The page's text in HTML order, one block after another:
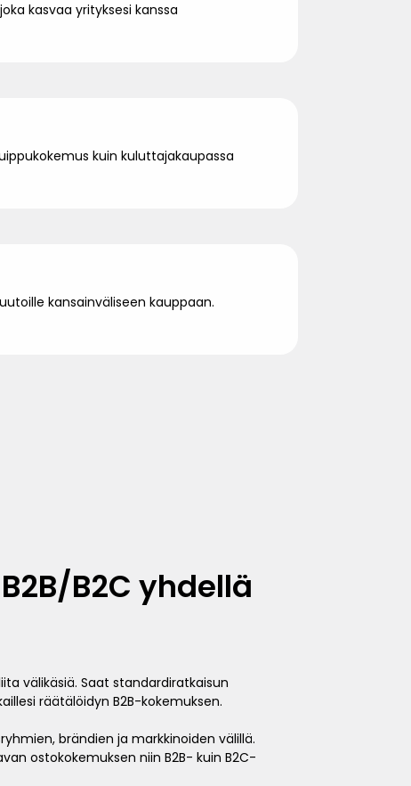
kasvaa yrityksesi kanssa
kuin kuluttajakaupassa
kansainväliseen kauppaan.
B2C yhdellä
välikäsiä. Saat standardiratkaisun
räätälöidyn B2B-kokemuksen.
brändien ja markkinoiden välillä.
ostokokemuksen niin B2B- kuin B2C-